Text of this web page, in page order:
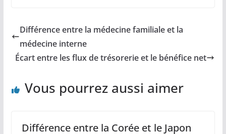
Différence entre la médecine familiale et la
médecine interne
Écart entre les flux de trésorerie et le bénéfice net
Vous pourrez aussi aimer
Différence entre la Corée et le Japon